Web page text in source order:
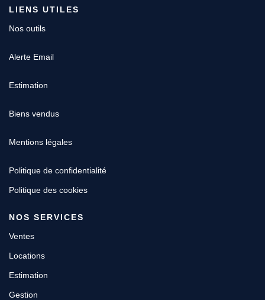
LIENS UTILES
Nos outils
Alerte Email
Estimation
Biens vendus
Mentions légales
Politique de confidentialité
Politique des cookies
NOS SERVICES
Ventes
Locations
Estimation
Gestion